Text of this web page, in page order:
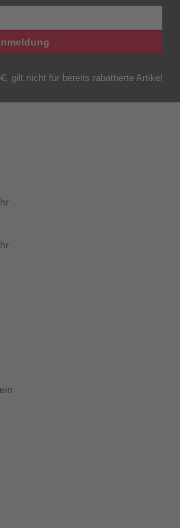
gilt nicht für bereits rabattierte Artikel